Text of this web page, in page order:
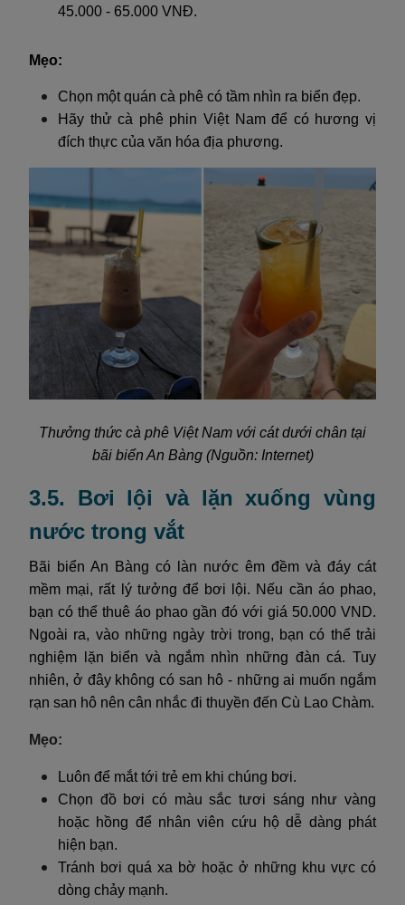
45.000 - 65.000 VNĐ.
Mẹo:
Chọn một quán cà phê có tầm nhìn ra biển đẹp.
Hãy thử cà phê phin Việt Nam để có hương vị
đích thực của văn hóa địa phương.
Thưởng thức cà phê Việt Nam với cát dưới chân tại
bãi biển An Bàng (Nguồn: Internet)
3.5. Bơi lội và lặn xuống vùng
nước trong vắt
Bãi biển An Bàng có làn nước êm đềm và đáy cát
mềm mại, rất lý tưởng để bơi lội. Nếu cần áo phao,
bạn có thể thuê áo phao gần đó với giá 50.000 VND.
Ngoài ra, vào những ngày trời trong, bạn có thể trải
nghiệm lặn biển và ngắm nhìn những đàn cá. Tuy
nhiên, ở đây không có san hô - những ai muốn ngắm
rạn san hô nên cân nhắc đi thuyền đến Cù Lao Chàm.
Mẹo:
Luôn để mắt tới trẻ em khi chúng bơi.
Chọn đồ bơi có màu sắc tươi sáng như vàng
hoặc hồng để nhân viên cứu hộ dễ dàng phát
hiện bạn.
Tránh bơi quá xa bờ hoặc ở những khu vực có
dòng chảy mạnh.